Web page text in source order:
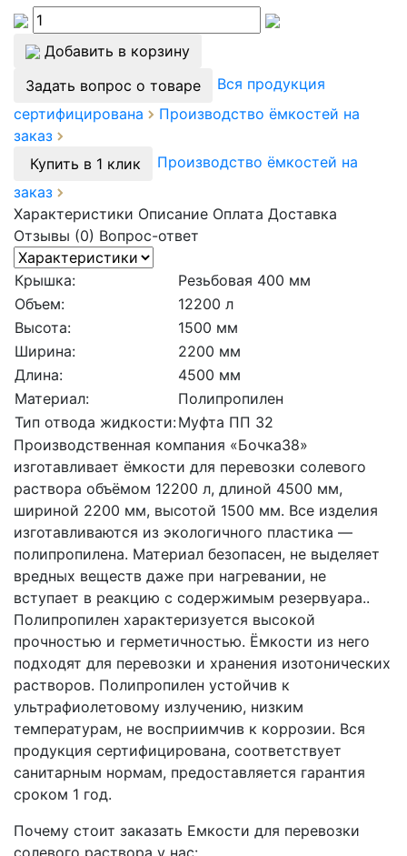
Добавить в корзину
Задать вопрос о товаре
Вся продукция
сертифицирована
Производство ёмкостей на
заказ
Купить в 1 клик
Производство ёмкостей на
заказ
Характеристики Описание Оплата Доставка
Отзывы (0) Вопрос-ответ
Крышка:
Резьбовая 400 мм
Объем:
12200 л
Высота:
1500 мм
Ширина:
2200 мм
Длина:
4500 мм
Материал:
Полипропилен
Тип отвода жидкости:Муфта ПП 32
Производственная компания «Бочка38»
изготавливает ёмкости для перевозки солевого
раствора объёмом 12200 л, длиной 4500 мм,
шириной 2200 мм, высотой 1500 мм. Все изделия
изготавливаются из экологичного пластика —
полипропилена. Материал безопасен, не выделяет
вредных веществ даже при нагревании, не
вступает в реакцию с содержимым резервуара..
Полипропилен характеризуется высокой
прочностью и герметичностью. Ёмкости из него
подходят для перевозки и хранения изотонических
растворов. Полипропилен устойчив к
ультрафиолетовому излучению, низким
температурам, не восприимчив к коррозии. Вся
продукция сертифицирована, соответствует
санитарным нормам, предоставляется гарантия
сроком 1 год.
Почему стоит заказать Емкости для перевозки
солевого раствора у нас: